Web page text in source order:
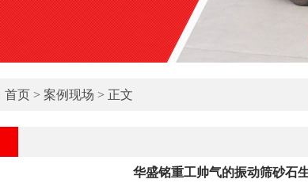
首页 > 案例现场 > 正文
华盛铭重工帅气的振动筛砂石